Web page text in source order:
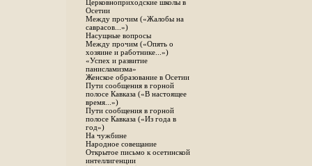
Церковноприходские школы в
Осетии
Между прочим («Жалобы на
саврасов...»)
Насущные вопросы
Между прочим («Опять о
хозяине и работнике...»)
«Успех и развитие
панисламизма»
Женское образование в Осетии
Пути сообщения в горной
полосе Кавказа («В настоящее
время...»)
Пути сообщения в горной
полосе Кавказа («Из года в
год»)
На чужбине
Народное совещание
Открытое письмо к осетинской
интеллигенции